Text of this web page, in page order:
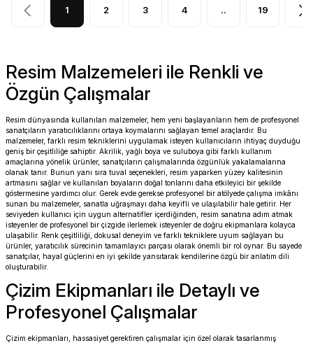
1 2 3 4 .. 19
Resim Malzemeleri ile Renkli ve
Özgün Çalışmalar
Resim dünyasında kullanılan malzemeler, hem yeni başlayanların hem de profesyonel
sanatçıların yaratıcılıklarını ortaya koymalarını sağlayan temel araçlardır. Bu
malzemeler, farklı resim tekniklerini uygulamak isteyen kullanıcıların ihtiyaç duyduğu
geniş bir çeşitliliğe sahiptir. Akrilik, yağlı boya ve suluboya gibi farklı kullanım
amaçlarına yönelik ürünler, sanatçıların çalışmalarında özgünlük yakalamalarına
olanak tanır. Bunun yanı sıra tuval seçenekleri, resim yaparken yüzey kalitesinin
artmasını sağlar ve kullanılan boyaların doğal tonlarını daha etkileyici bir şekilde
göstermesine yardımcı olur. Gerek evde gerekse profesyonel bir atölyede çalışma imkânı
sunan bu malzemeler, sanatla uğraşmayı daha keyifli ve ulaşılabilir hale getirir. Her
seviyeden kullanıcı için uygun alternatifler içerdiğinden, resim sanatına adım atmak
isteyenler de profesyonel bir çizgide ilerlemek isteyenler de doğru ekipmanlara kolayca
ulaşabilir. Renk çeşitliliği, dokusal deneyim ve farklı tekniklere uyum sağlayan bu
ürünler, yaratıcılık sürecinin tamamlayıcı parçası olarak önemli bir rol oynar. Bu sayede
sanatçılar, hayal güçlerini en iyi şekilde yansıtarak kendilerine özgü bir anlatım dili
oluşturabilir.
Çizim Ekipmanları ile Detaylı ve
Profesyonel Çalışmalar
Çizim ekipmanları, hassasiyet gerektiren çalışmalar için özel olarak tasarlanmış